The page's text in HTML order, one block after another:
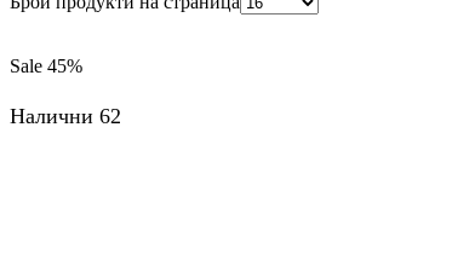
Sale 45%
Налични 62